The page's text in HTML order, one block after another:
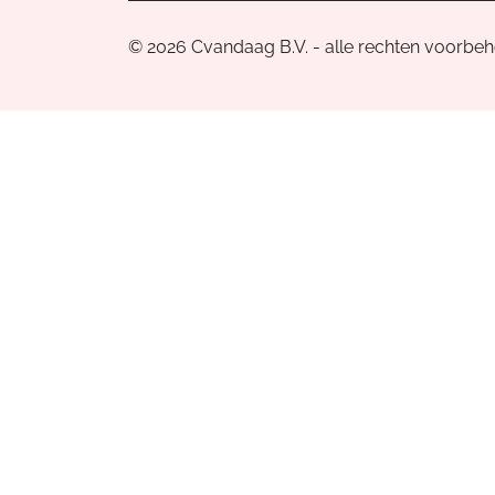
© 2026 Cvandaag B.V. - alle rechten